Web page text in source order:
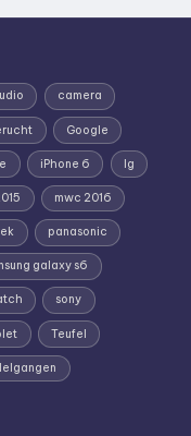
camera
Google
iPhone 6 lg
mwc 2016
panasonic
galaxy s6
sony
Teufel